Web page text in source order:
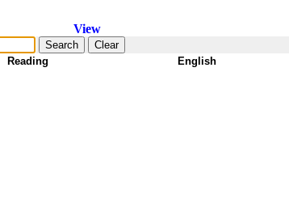
View
Reading English